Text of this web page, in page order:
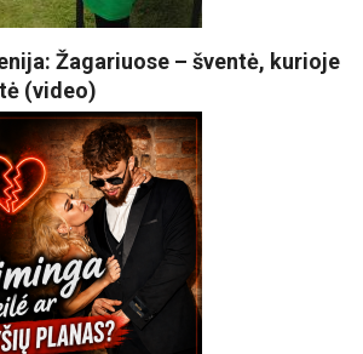
Žagariuose – šventė, kurioje
(video)